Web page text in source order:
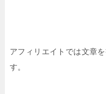
アフィリエイトでは文章
す。